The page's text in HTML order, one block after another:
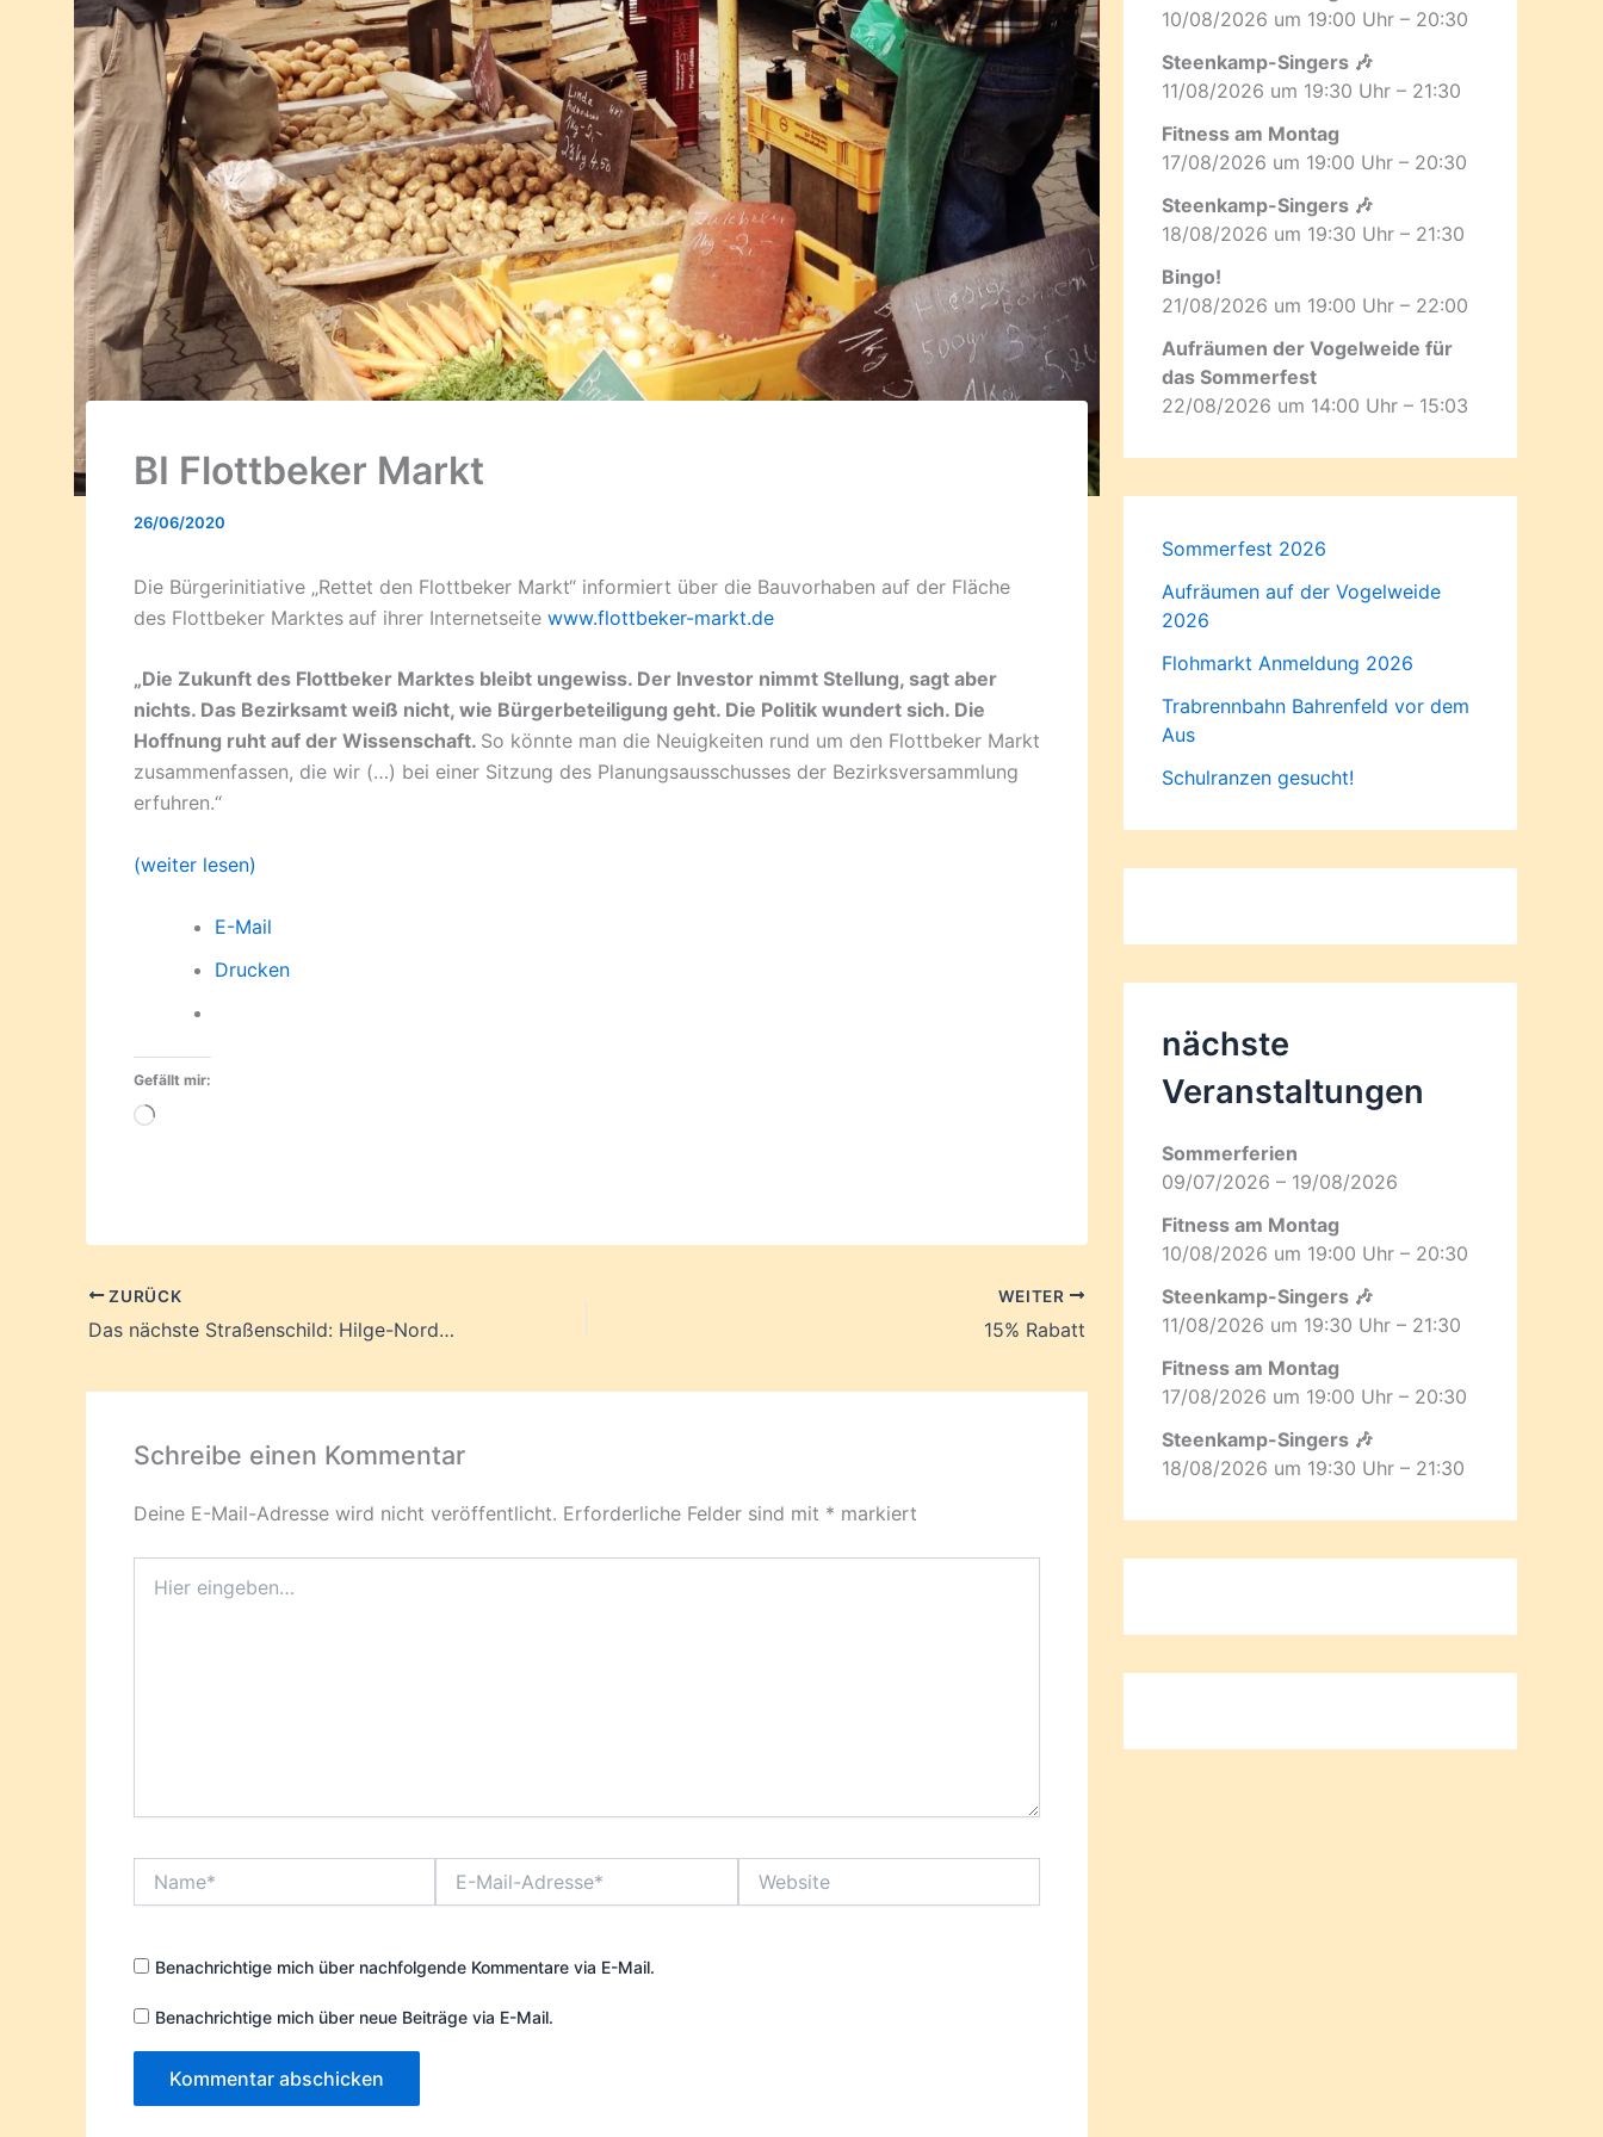
BI Flottbeker Markt
26/06/2020
Die Bürgerinitiative „Rettet den Flottbeker Markt“ informiert über die Bauvorhaben auf der Fläche
des Flottbeker Marktes auf ihrer Internetseite www.flottbeker-markt.de
„Die Zukunft des Flottbeker Marktes bleibt ungewiss. Der Investor nimmt Stellung, sagt aber
nichts. Das Bezirksamt weiß nicht, wie Bürgerbeteiligung geht. Die Politik wundert sich. Die
Hoffnung ruht auf der Wissenschaft. So könnte man die Neuigkeiten rund um den Flottbeker Markt
zusammenfassen, die wir (…) bei einer Sitzung des Planungsausschusses der Bezirksversammlung
erfuhren.“
(weiter lesen)
E-Mail
Drucken
Gefällt mir:
Wird
ZURÜCK
Das nächste Straßenschild: Hilge-Nordmeier-Kamp
WEITER
15% Rabatt
Schreibe einen Kommentar
Deine E-Mail-Adresse wird nicht veröffentlicht. Erforderliche Felder sind mit * markiert
eingeben…
Mail-
Benachrichtige mich über nachfolgende Kommentare via E-Mail.
Benachrichtige mich über neue Beiträge via E-Mail.
10/08/2026 um 19:00 Uhr – 20:30
Steenkamp-Singers 🎶
11/08/2026 um 19:30 Uhr – 21:30
Fitness am Montag
17/08/2026 um 19:00 Uhr – 20:30
Steenkamp-Singers 🎶
18/08/2026 um 19:30 Uhr – 21:30
Bingo!
21/08/2026 um 19:00 Uhr – 22:00
Aufräumen der Vogelweide für
das Sommerfest
22/08/2026 um 14:00 Uhr – 15:03
Sommerfest 2026
Aufräumen auf der Vogelweide
2026
Flohmarkt Anmeldung 2026
Trabrennbahn Bahrenfeld vor dem
Aus
Schulranzen gesucht!
nächste
Veranstaltungen
Sommerferien
09/07/2026 – 19/08/2026
Fitness am Montag
10/08/2026 um 19:00 Uhr – 20:30
Steenkamp-Singers 🎶
11/08/2026 um 19:30 Uhr – 21:30
Fitness am Montag
17/08/2026 um 19:00 Uhr – 20:30
Steenkamp-Singers 🎶
18/08/2026 um 19:30 Uhr – 21:30